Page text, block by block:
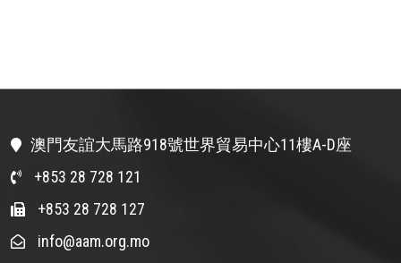
澳門友誼大馬路918號世界貿易中心11樓A-D座
+853 28 728 121
+853 28 728 127
info@aam.org.mo